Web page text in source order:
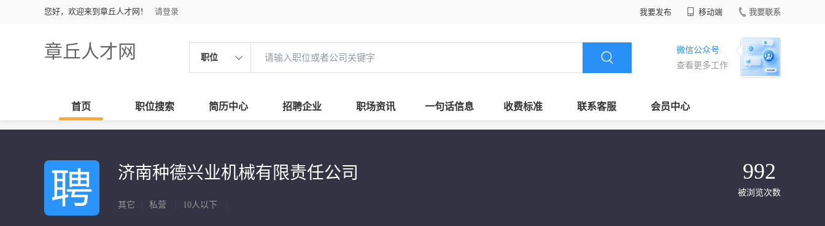
您好，欢迎来到章丘人才网！ 请登录 我要发布 移动端 我要联系
章丘人才网 职位
微信公众号
查看更多工作
首页 职位搜索 简历中心 招聘企业 职场资讯 一句话信息 收费标准 联系客服 会员中心
济南种德兴业机械有限责任公司
其它 私营 10人以下
992
被浏览次数